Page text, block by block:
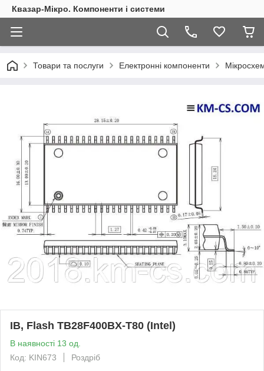
Квазар-Мікро. Компоненти і системи
Товари та послуги Електронні компоненти
ІВ, Flash TB28F400BX-T80 (Intel)
В наявності 13 од.
Код: KIN673
Роздріб